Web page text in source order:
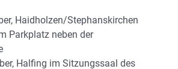
Haidholzen/Stephanskirchen
Parkplatz neben der
Halfing im Sitzungssaal des